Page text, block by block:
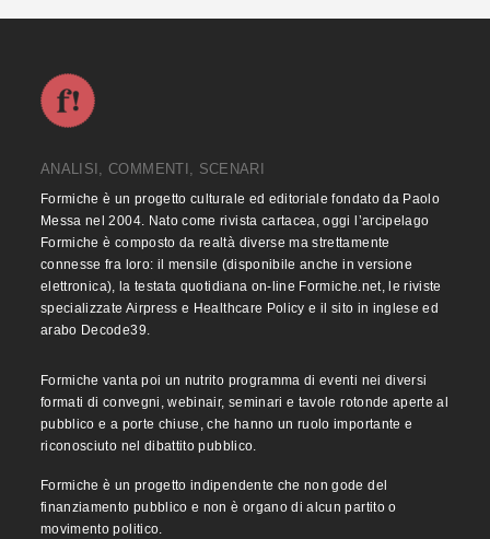
ANALISI, COMMENTI, SCENARI
Formiche è un progetto culturale ed editoriale fondato da Paolo
Messa nel 2004. Nato come rivista cartacea, oggi l’arcipelago
Formiche è composto da realtà diverse ma strettamente
connesse fra loro: il mensile (disponibile anche in versione
elettronica), la testata quotidiana on-line Formiche.net, le riviste
specializzate Airpress e Healthcare Policy e il sito in inglese ed
arabo Decode39.
Formiche vanta poi un nutrito programma di eventi nei diversi
formati di convegni, webinair, seminari e tavole rotonde aperte al
pubblico e a porte chiuse, che hanno un ruolo importante e
riconosciuto nel dibattito pubblico.
Formiche è un progetto indipendente che non gode del
finanziamento pubblico e non è organo di alcun partito o
movimento politico.